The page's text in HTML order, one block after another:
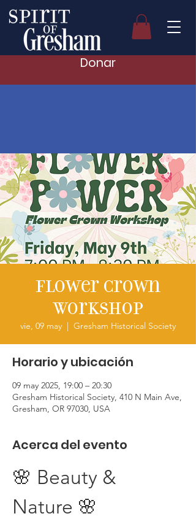
Donar
Flower Crown
Workshop
vie, 09 may
  |
Gresham Historical Society
Horario y ubicación
09 may 2025, 19:00 – 20:30
Gresham Historical Society, 410 N Main Ave,
Gresham, OR 97030, USA
Acerca del evento
🌸 Beauty &
Nature 🌸